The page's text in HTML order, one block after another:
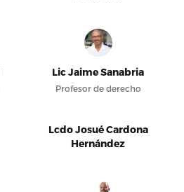
Lic Jaime Sanabria
Profesor de derecho
Lcdo Josué Cardona
Hernández